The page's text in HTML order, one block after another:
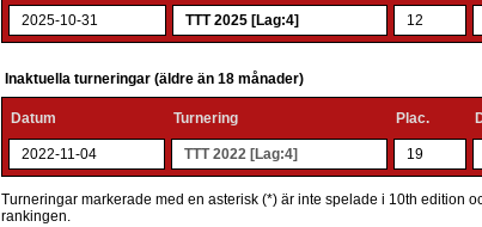
2025-10-31 TTT 2025 [Lag:4] 12
Inaktuella turneringar (äldre än 18 månader)
Datum Turnering Plac.
2022-11-04 TTT 2022 [Lag:4] 19
Turneringar markerade med en asterisk (*) är inte spelade i 10th edition
rankingen.